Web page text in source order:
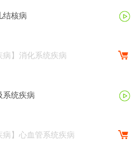
结核病
病】消化系统疾病
系统疾病
病】心血管系统疾病